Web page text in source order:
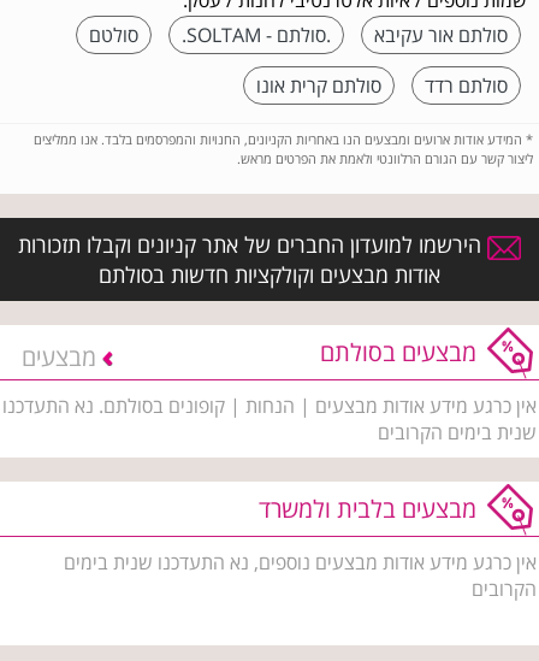
סולתם אור עקיבא
.סולתם - SOLTAM.
סולטם
סולתם רדד
סולתם קרית אונו
* המידע אודות ארועים ומבצעים הנו באחריות הקניונים, החנויות והמפרסמים בלבד. אנו ממליצים
ליצור קשר עם הגורם הרלוונטי ולאמת את הפרטים מראש.
הירשמו למועדון החברים של אתר קניונים וקבלו תזכורות
אודות מבצעים וקולקציות חדשות בסולתם
מבצעים בסולתם מבצעים
אין כרגע מידע אודות מבצעים | הנחות | קופונים בסולתם. נא התעדכנו
שנית בימים הקרובים
מבצעים בלבית ולמשרד
אין כרגע מידע אודות מבצעים נוספים, נא התעדכנו שנית בימים
הקרובים